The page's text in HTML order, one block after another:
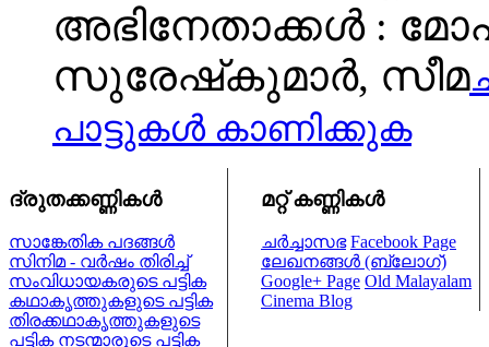
അഭിനേതാക്കള്‍ :
സുരേഷ്‌കുമാർ, സീമ
പാട്ടുകള്‍ കാണിക്കുക
ദ്രുതക്കണ്ണികള്‍
സാങ്കേതിക പദങ്ങള്‍
സിനിമ - വര്‍ഷം തിരിച്ച്
സംവിധായകരുടെ പട്ടിക
കഥാകൃത്തുകളുടെ പട്ടിക
തിരക്കഥാകൃത്തുകളുടെ
പട്ടിക നടന്മാരുടെ പട്ടിക
മറ്റ് കണ്ണികള്‍
ചര്‍ച്ചാസഭ Facebook Page
ലേഖനങ്ങള്‍ (ബ്ലോഗ്)
Google+ Page Old Malayalam
Cinema Blog